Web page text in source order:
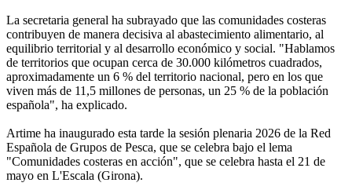
La secretaria general ha subrayado que las comunidades costeras
contribuyen de manera decisiva al abastecimiento alimentario, al
equilibrio territorial y al desarrollo económico y social. "Hablamos
de territorios que ocupan cerca de 30.000 kilómetros cuadrados,
aproximadamente un 6 % del territorio nacional, pero en los que
viven más de 11,5 millones de personas, un 25 % de la población
española", ha explicado.
Artime ha inaugurado esta tarde la sesión plenaria 2026 de la Red
Española de Grupos de Pesca, que se celebra bajo el lema
"Comunidades costeras en acción", que se celebra hasta el 21 de
mayo en L'Escala (Girona).